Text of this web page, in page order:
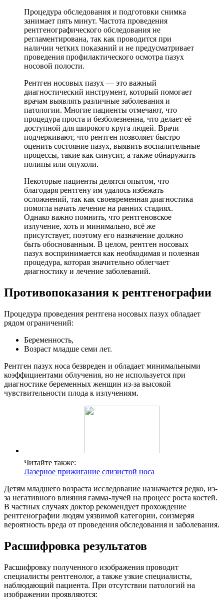
Процедура обследования и подготовки снимка
занимает пять минут. Частота проведения
рентгенографического обследования не
регламентирована, так как проводится при
наличии четких показаний и не предусматривает
проведения профилактического осмотра пазух
носовой полости.
Рентген носовых пазух — это важный
диагностический инструмент, который помогает
врачам выявлять различные заболевания и
патологии. Многие пациенты отмечают, что
процедура проста и безболезненна, что делает её
доступной для широкого круга людей. Врачи
подчеркивают, что рентген позволяет быстро
оценить состояние пазух, выявить воспалительные
процессы, такие как синусит, а также обнаружить
полипы или опухоли.
Некоторые пациенты делятся опытом, что
благодаря рентгену им удалось избежать
осложнений, так как своевременная диагностика
помогла начать лечение на ранних стадиях.
Однако важно помнить, что рентгеновское
излучение, хоть и минимально, всё же
присутствует, поэтому его назначение должно
быть обоснованным. В целом, рентген носовых
пазух воспринимается как необходимая и полезная
процедура, которая значительно облегчает
диагностику и лечение заболеваний.
Противопоказания к рентгенографии
Процедура проведения рентгена носовых пазух обладает
рядом ограничений:
Беременность,
Возраст младше семи лет.
Рентген пазух носа безвреден и обладает минимальными
коэффициентами облучения, но не используется при
диагностике беременных женщин из-за высокой
чувствительности плода к излучениям.
Читайте также:
Лазерное прижигание слизистой носа
Детям младшего возраста исследование назначается редко, из-
за негативного влияния гамма-лучей на процесс роста костей.
В частных случаях доктор рекомендует прохождение
рентгенографии людям уязвимой категории, соизмеряя
вероятность вреда от проведения обследования и заболевания.
Расшифровка результатов
Расшифровку полученного изображения проводит
специалисты рентгенолог, а также узкие специалисты,
наблюдающий пациента. При отсутствии патологий на
изображении проявляются: